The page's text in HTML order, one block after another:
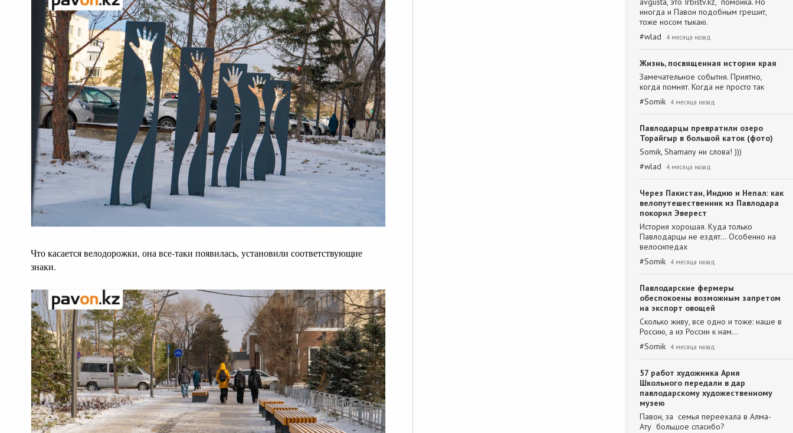
Что касается велодорожки, она все-таки появилась, установили соответствующие
знаки.
иногда и Павон подобным грешит,
тоже носом тыкаю.
#wlad 4 месяца назад
Жизнь, посвященная истории края
Замечательное события. Приятно,
когда помнят. Когда не просто так
#Somik 4 месяца назад
Павлодарцы превратили озеро
Торайгыр в большой каток (фото)
Somik, Shamanу ни слова! )))
#wlad 4 месяца назад
Через Пакистан, Индию и Непал: как
велопутешественник из Павлодара
покорил Эверест
История хорошая. Куда только
Павлодарцы не ездят... Особенно на
велосипедах
#Somik 4 месяца назад
Павлодарские фермеры
обеспокоены возможным запретом
на экспорт овощей
Сколько живу, все одно и тоже: наше в
Россию, а из России к нам...
#Somik 4 месяца назад
57 работ художника Ария
Школьного передали в дар
павлодарскому художественному
музею
Павон, за семья переехала в Алма-
Ату большое спасибо?